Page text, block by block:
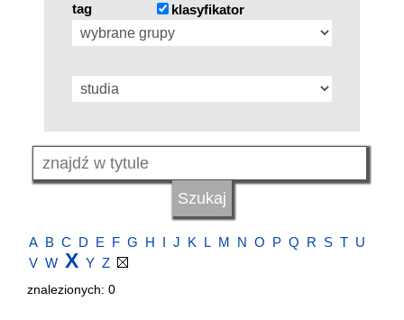
tag klasyfikator
A B C D E F G H I J K L M N O P Q R S T U
V W X Y Z
znalezionych: 0